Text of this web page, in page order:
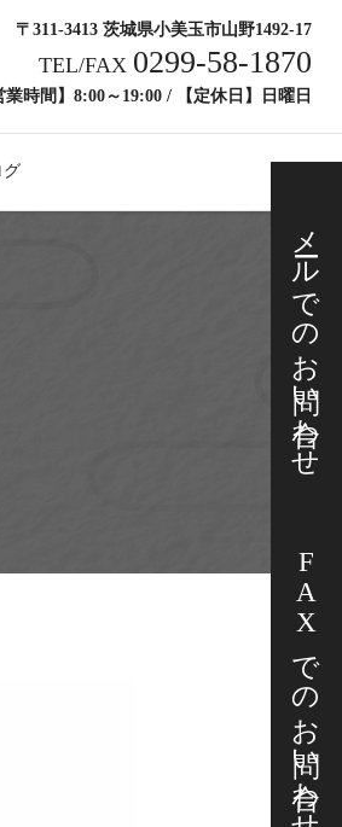
〒311-3413 茨城県小美玉市山野1492-17
TEL/FAX 0299-58-1870
業時間】8:00～19:00 / 【定休日】日曜日
グ
メールでの
お問い合わせ
FAXでの
お問い合わせ